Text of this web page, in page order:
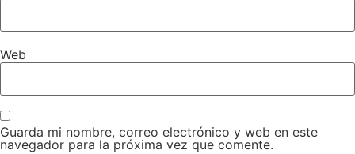
Web
Guarda mi nombre, correo electrónico y web en este
navegador para la próxima vez que comente.